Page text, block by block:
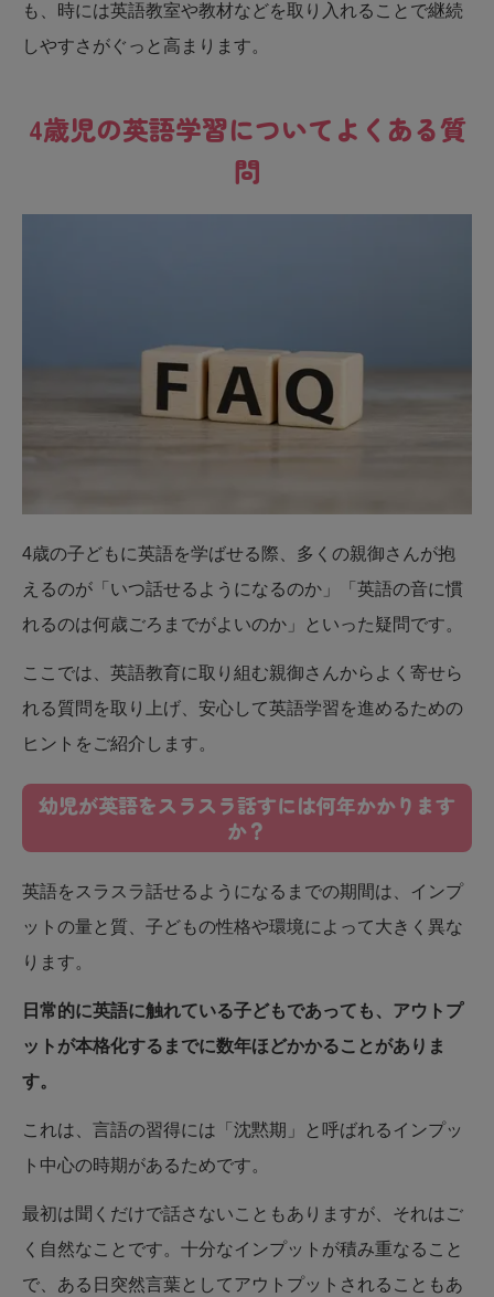
も、時には英語教室や教材などを取り入れることで継続
しやすさがぐっと高まります。
4歳児の英語学習についてよくある質
問
4歳の子どもに英語を学ばせる際、多くの親御さんが抱
えるのが「いつ話せるようになるのか」「英語の音に慣
れるのは何歳ごろまでがよいのか」といった疑問です。
ここでは、英語教育に取り組む親御さんからよく寄せら
れる質問を取り上げ、安心して英語学習を進めるための
ヒントをご紹介します。
幼児が英語をスラスラ話すには何年かかります
か？
英語をスラスラ話せるようになるまでの期間は、インプ
ットの量と質、子どもの性格や環境によって大きく異な
ります。
日常的に英語に触れている子どもであっても、アウトプ
ットが本格化するまでに数年ほどかかることがありま
す。
これは、言語の習得には「沈黙期」と呼ばれるインプッ
ト中心の時期があるためです。
最初は聞くだけで話さないこともありますが、それはご
く自然なことです。十分なインプットが積み重なること
で、ある日突然言葉としてアウトプットされることもあ